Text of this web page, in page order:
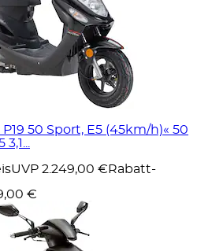
50 Sport, E5 (45km/h)« 50
UVP 2.249,00 € Rabatt-
€